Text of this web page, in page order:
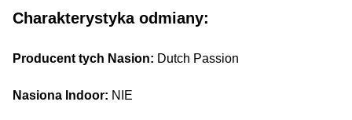
Charakterystyka odmiany:
Producent tych Nasion: Dutch Passion
Nasiona Indoor: NIE